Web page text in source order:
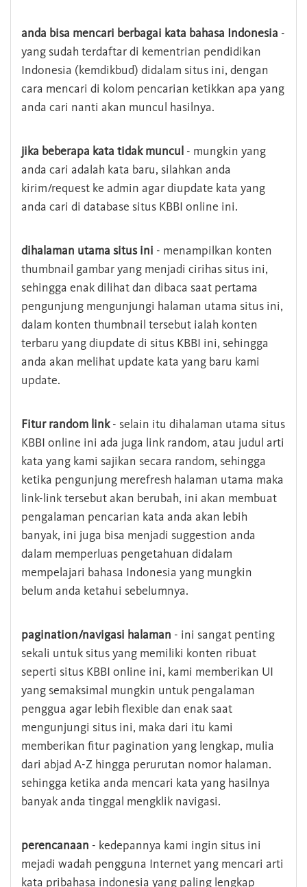
anda bisa mencari berbagai kata bahasa Indonesia -
yang sudah terdaftar di kementrian pendidikan
Indonesia (kemdikbud) didalam situs ini, dengan
cara mencari di kolom pencarian ketikkan apa yang
anda cari nanti akan muncul hasilnya.
jika beberapa kata tidak muncul - mungkin yang
anda cari adalah kata baru, silahkan anda
kirim/request ke admin agar diupdate kata yang
anda cari di database situs KBBI online ini.
dihalaman utama situs ini - menampilkan konten
thumbnail gambar yang menjadi cirihas situs ini,
sehingga enak dilihat dan dibaca saat pertama
pengunjung mengunjungi halaman utama situs ini,
dalam konten thumbnail tersebut ialah konten
terbaru yang diupdate di situs KBBI ini, sehingga
anda akan melihat update kata yang baru kami
update.
Fitur random link- selain itu dihalaman utama situs
KBBI online ini ada juga link random, atau judul arti
kata yang kami sajikan secara random, sehingga
ketika pengunjung merefresh halaman utama maka
link-link tersebut akan berubah, ini akan membuat
pengalaman pencarian kata anda akan lebih
banyak, ini juga bisa menjadi suggestion anda
dalam memperluas pengetahuan didalam
mempelajari bahasa Indonesia yang mungkin
belum anda ketahui sebelumnya.
pagination/navigasi halaman - ini sangat penting
sekali untuk situs yang memiliki konten ribuat
seperti situs KBBI online ini, kami memberikan UI
yang semaksimal mungkin untuk pengalaman
penggua agar lebih flexible dan enak saat
mengunjungi situs ini, maka dari itu kami
memberikan fitur pagination yang lengkap, mulia
dari abjad A-Z hingga perurutan nomor halaman.
sehingga ketika anda mencari kata yang hasilnya
banyak anda tinggal mengklik navigasi.
perencanaan - kedepannya kami ingin situs ini
mejadi wadah pengguna Internet yang mencari arti
kata pribahasa indonesia yang paling lengkap